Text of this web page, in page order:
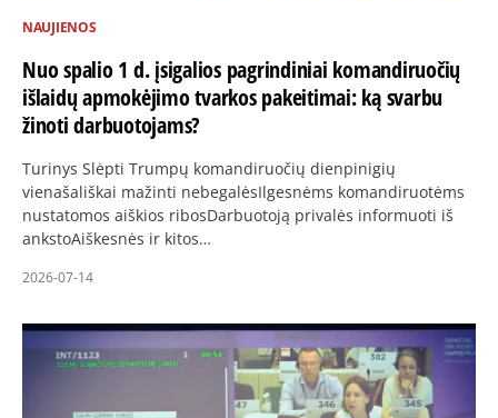
NAUJIENOS
Nuo spalio 1 d. įsigalios pagrindiniai komandiruočių
išlaidų apmokėjimo tvarkos pakeitimai: ką svarbu
žinoti darbuotojams?
Turinys Slėpti Trumpų komandiruočių dienpinigių
vienašališkai mažinti nebegalėsIlgesnėms komandiruotėms
nustatomos aiškios ribosDarbuotoją privalės informuoti iš
ankstoAiškesnės ir kitos…
2026-07-14